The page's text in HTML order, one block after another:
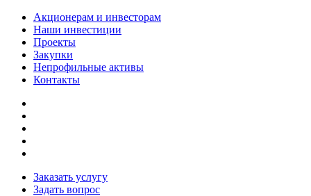
Акционерам и инвесторам
Наши инвестиции
Проекты
Закупки
Непрофильные активы
Контакты
Заказать услугу
Задать вопрос